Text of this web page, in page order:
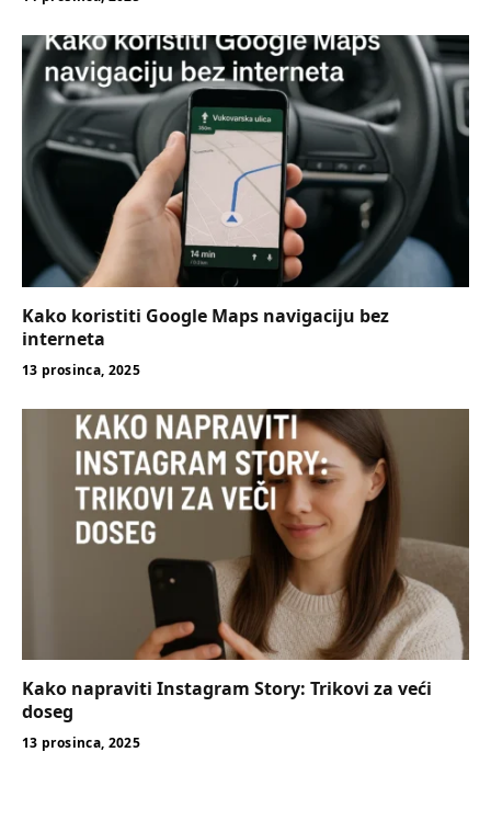
Kako koristiti Google Maps navigaciju bez
interneta
13 prosinca, 2025
Kako napraviti Instagram Story: Trikovi za veći
doseg
13 prosinca, 2025